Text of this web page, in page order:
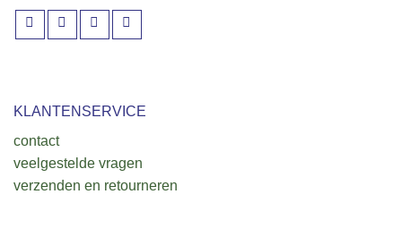
KLANTENSERVICE
contact
veelgestelde vragen
verzenden en retourneren